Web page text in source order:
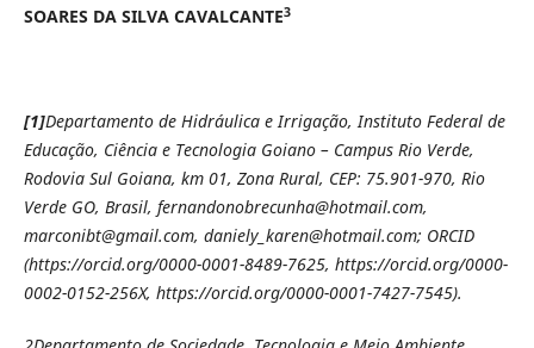
SOARES DA SILVA CAVALCANTE3
[1]Departamento de Hidráulica e Irrigação, Instituto Federal de
Educação, Ciência e Tecnologia Goiano – Campus Rio Verde,
Rodovia Sul Goiana, km 01, Zona Rural, CEP: 75.901-970, Rio
Verde GO, Brasil, fernandonobrecunha@hotmail.com,
marconibt@gmail.com, daniely_karen@hotmail.com; ORCID
(https://orcid.org/0000-0001-8489-7625, https://orcid.org/0000-
0002-0152-256X, https://orcid.org/0000-0001-7427-7545).